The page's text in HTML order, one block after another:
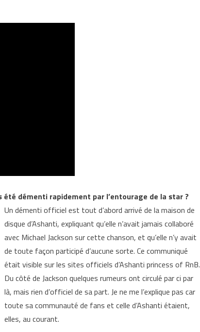
démenti rapidement par l’entourage de la star ?
Un démenti officiel est tout d’abord arrivé de la maison de
disque d’Ashanti, expliquant qu’elle n’avait jamais collaboré
avec Michael Jackson sur cette chanson, et qu’elle n’y avait
de toute façon participé d’aucune sorte. Ce communiqué
était visible sur les sites officiels d’Ashanti princess of RnB.
Du côté de Jackson quelques rumeurs ont circulé par ci par
là, mais rien d’officiel de sa part. Je ne me l’explique pas car
toute sa communauté de fans et celle d’Ashanti étaient,
elles, au courant.